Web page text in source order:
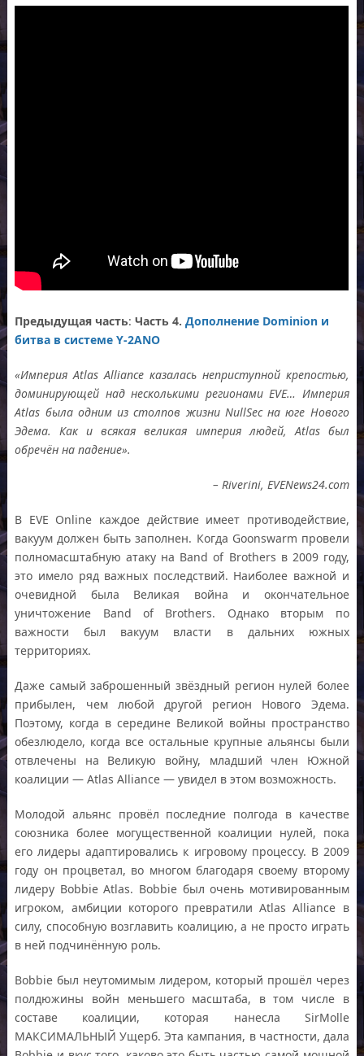
Предыдущая часть:Часть 4.Дополнение Dominion и
битва в системе Y-2ANO
«Империя Atlas Alliance казалась неприступной крепостью,
доминирующей над несколькими регионами EVE… Империя
Atlas была одним из столпов жизни NullSec на юге Нового
Эдема. Как и всякая великая империя людей, Atlas был
обречён на падение».
– Riverini, EVENews24.com
В EVE Online каждое действие имеет противодействие,
вакуум должен быть заполнен. Когда Goonswarm провели
полномасштабную атаку на Band of Brothers в 2009 году,
это имело ряд важных последствий. Наиболее важной и
очевидной была Великая война и окончательное
уничтожение Band of Brothers. Однако вторым по
важности был вакуум власти в дальних южных
территориях.
Даже самый заброшенный звёздный регион нулей более
прибылен, чем любой другой регион Нового Эдема.
Поэтому, когда в середине Великой войны пространство
обезлюдело, когда все остальные крупные альянсы были
отвлечены на Великую войну, младший член Южной
коалиции — Atlas Alliance — увидел в этом возможность.
Молодой альянс провёл последние полгода в качестве
союзника более могущественной коалиции нулей, пока
его лидеры адаптировались к игровому процессу. В 2009
году он процветал, во многом благодаря своему второму
лидеру Bobbie Atlas. Bobbie был очень мотивированным
игроком, амбиции которого превратили Atlas Alliance в
силу, способную возглавить коалицию, а не просто играть
в ней подчинённую роль.
Bobbie был неутомимым лидером, который прошёл через
полдюжины войн меньшего масштаба, в том числе в
составе коалиции, которая нанесла SirMolle
МАКСИМАЛЬНЫЙ Ущерб. Эта кампания, в частности, дала